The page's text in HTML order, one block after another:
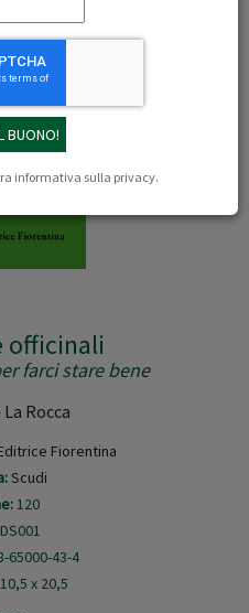
informativa sulla privacy.
officinali
farci stare bene
Rocca
Fiorentina
Scudi
120
DS001
65000-43-4
x 20,5